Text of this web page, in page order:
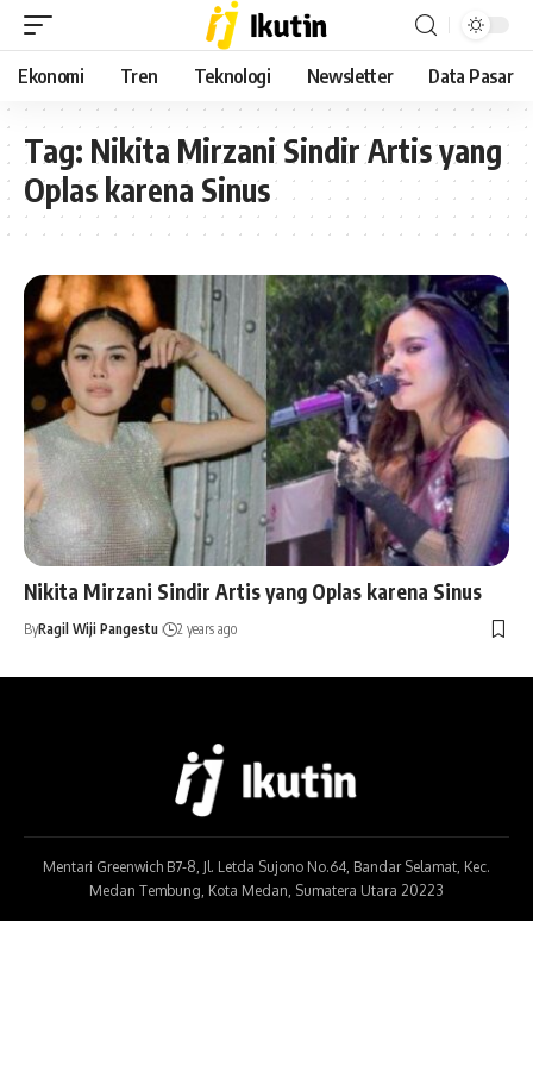
Ekonomi Tren Teknologi Newsletter Data Pasar
Tag: Nikita Mirzani Sindir Artis yang
Oplas karena Sinus
Nikita Mirzani Sindir Artis yang Oplas karena Sinus
ByRagil Wiji Pangestu 2 years ago
Mentari Greenwich B7-8, Jl. Letda Sujono No.64, Bandar Selamat, Kec.
Medan Tembung, Kota Medan, Sumatera Utara 20223